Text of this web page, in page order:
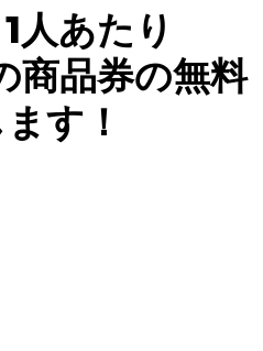
人あたり
商品券の無料
す！